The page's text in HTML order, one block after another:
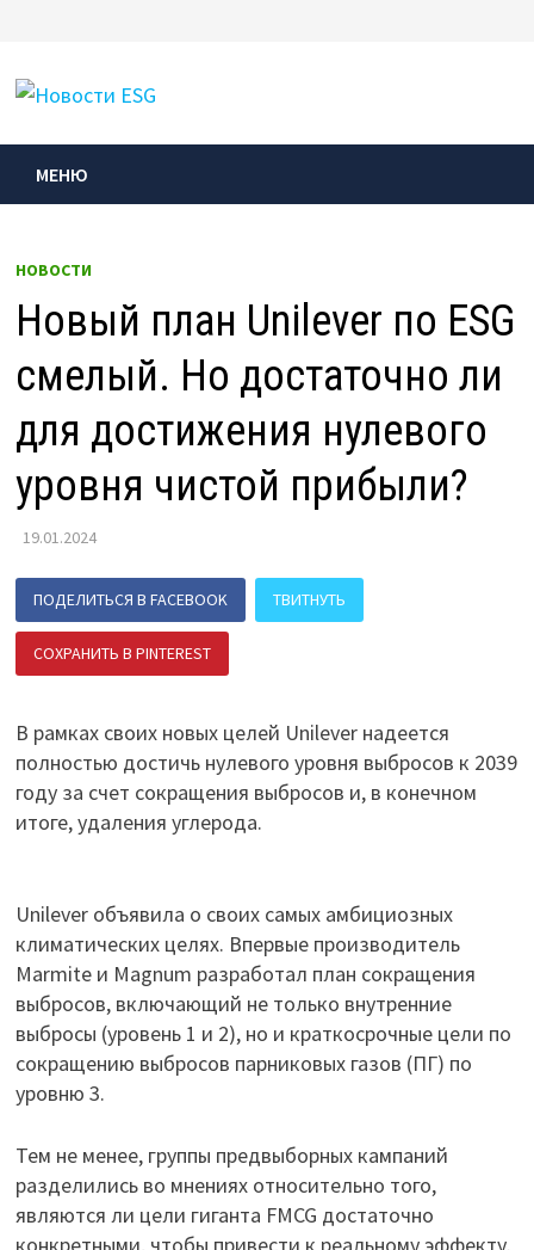
содержимому
МЕНЮ
НОВОСТИ
Новый план Unilever по ESG
смелый. Но достаточно ли
для достижения нулевого
уровня чистой прибыли?
19.01.2024
ПОДЕЛИТЬСЯ В FACEBOOK ТВИТНУТЬ
СОХРАНИТЬ В PINTEREST
В рамках своих новых целей Unilever надеется
полностью достичь нулевого уровня выбросов к 2039
году за счет сокращения выбросов и, в конечном
итоге, удаления углерода.
Unilever объявила о своих самых амбициозных
климатических целях. Впервые производитель
Marmite и Magnum разработал план сокращения
выбросов, включающий не только внутренние
выбросы (уровень 1 и 2), но и краткосрочные цели по
сокращению выбросов парниковых газов (ПГ) по
уровню 3.
Тем не менее, группы предвыборных кампаний
разделились во мнениях относительно того,
являются ли цели гиганта FMCG достаточно